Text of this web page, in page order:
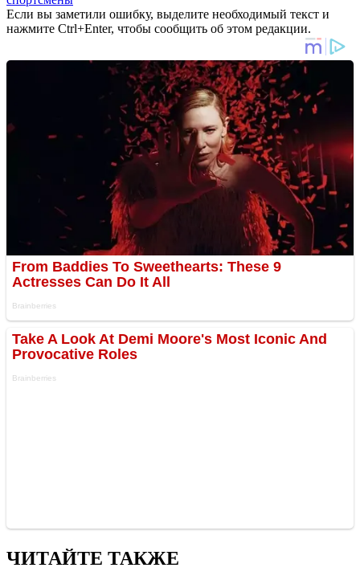
Если вы заметили ошибку, выделите необходимый текст и
нажмите Ctrl+Enter, чтобы сообщить об этом редакции.
ЧИТАЙТЕ ТАКЖЕ